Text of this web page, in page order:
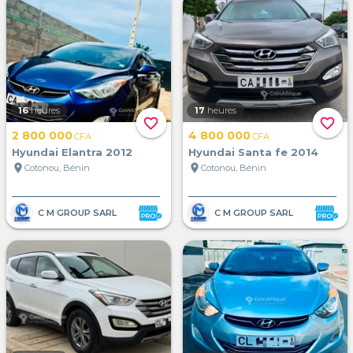
favorite_border
16 heures
2 800 000CFA
Hyundai Elantra 2012
location_on Cotonou, Bénin
C M GROUP SARL
favorite_border
17 heures
4 800 000CFA
Hyundai Santa fe 2014
location_on Cotonou, Bénin
C M GROUP SARL